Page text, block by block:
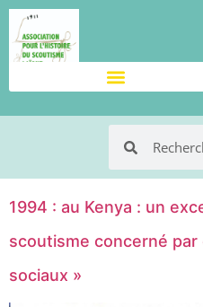
1994 : au Kenya : un
scoutisme concerné par
sociaux »